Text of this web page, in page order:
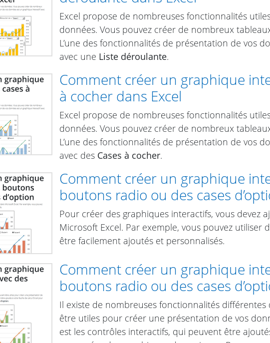
Excel propose de nombreuses fonctionnalités
données. Vous pouvez créer de nombreux
L’une des fonctionnalités de présentation de vos
avec une Liste déroulante.
Comment créer un graphique
à cocher dans Excel
Excel propose de nombreuses fonctionnalités
données. Vous pouvez créer de nombreux
L’une des fonctionnalités de présentation de vos
avec des Cases à cocher.
Comment créer un graphique
boutons radio ou des cases
Pour créer des graphiques interactifs, vous devez
Microsoft Excel. Par exemple, vous pouvez utiliser
être facilement ajoutés et personnalisés.
Comment créer un graphique
boutons radio ou des cases
Il existe de nombreuses fonctionnalités
être utiles pour créer une présentation de vos
est les contrôles interactifs, qui peuvent être